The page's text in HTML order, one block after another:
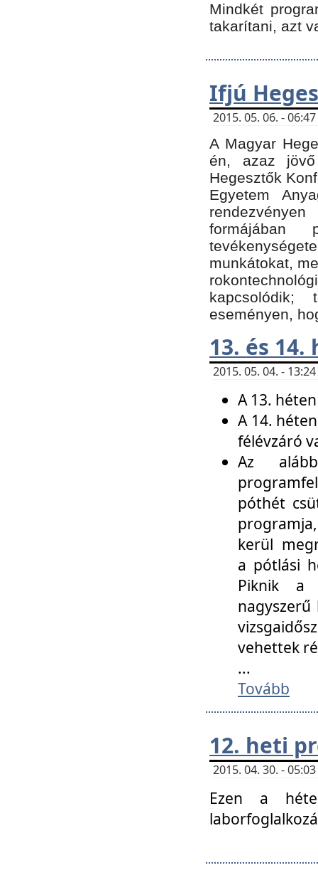
Mindkét
takarítani, azt
Ifjú
2015. 05. 06. -
A Magyar
én, azaz
Hegesztők
Egyetem
formájában
munkátokat,
eseményen,
13. és
2015. 05. 04. -
A 13.
A 14.
félévzáró
Az
póthét
kerül
a pótlási
Piknik a
vehettek
...
Tovább
12. heti
2015. 04. 30. -
Ezen a